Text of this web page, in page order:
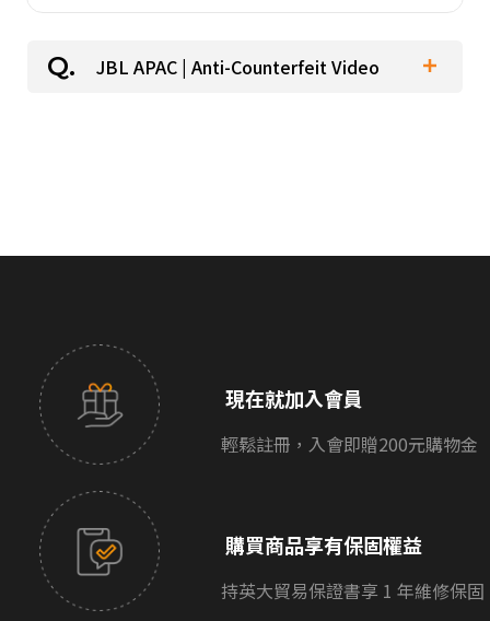
JBL APAC | Anti-Counterfeit Video
現在就加入會員
輕鬆註冊，入會即贈200元購物金
購買商品享有保固權益
持英大貿易保證書享 1 年維修保固